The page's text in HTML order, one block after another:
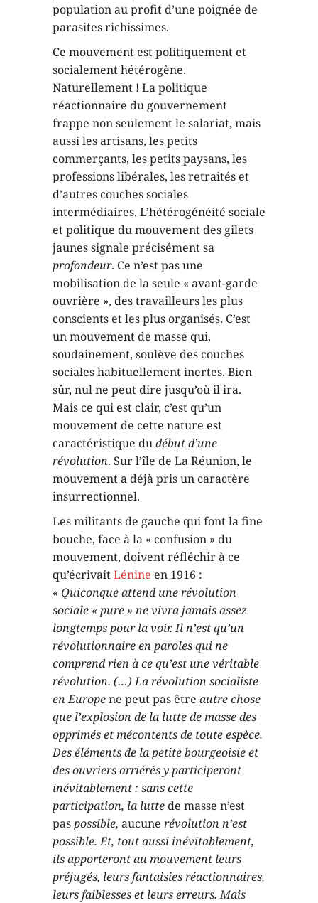
population au profit d’une poignée de
parasites richissimes.
Ce mouvement est politiquement et
socialement hétérogène.
Naturellement ! La politique
réactionnaire du gouvernement
frappe non seulement le salariat, mais
aussi les artisans, les petits
commerçants, les petits paysans, les
professions libérales, les retraités et
d’autres couches sociales
intermédiaires. L’hétérogénéité sociale
et politique du mouvement des gilets
jaunes signale précisément sa
profondeur. Ce n’est pas une
mobilisation de la seule « avant-garde
ouvrière », des travailleurs les plus
conscients et les plus organisés. C’est
un mouvement de masse qui,
soudainement, soulève des couches
sociales habituellement inertes. Bien
sûr, nul ne peut dire jusqu’où il ira.
Mais ce qui est clair, c’est qu’un
mouvement de cette nature est
caractéristique dudébut d’une
révolution. Sur l’île de La Réunion, le
mouvement a déjà pris un caractère
insurrectionnel.
Les militants de gauche qui font la fine
bouche, face à la « confusion » du
mouvement, doivent réfléchir à ce
qu’écrivaitLénine en 1916 :
« Quiconque attend une révolution
sociale « pure » ne vivra jamais assez
longtemps pour la voir. Il n’est qu’un
révolutionnaire en paroles qui ne
comprend rien à ce qu’est une véritable
révolution. (…) La révolution socialiste
en Europene peut pas être autre chose
que l’explosion de la lutte de masse des
opprimés et mécontents de toute espèce.
Des éléments de la petite bourgeoisie et
des ouvriers arriérés y participeront
inévitablement : sans cette
participation, la luttede masse n’est
paspossible, aucune révolution n’est
possible. Et, tout aussi inévitablement,
ils apporteront au mouvement leurs
préjugés, leurs fantaisies réactionnaires,
leurs faiblesses et leurs erreurs. Mais